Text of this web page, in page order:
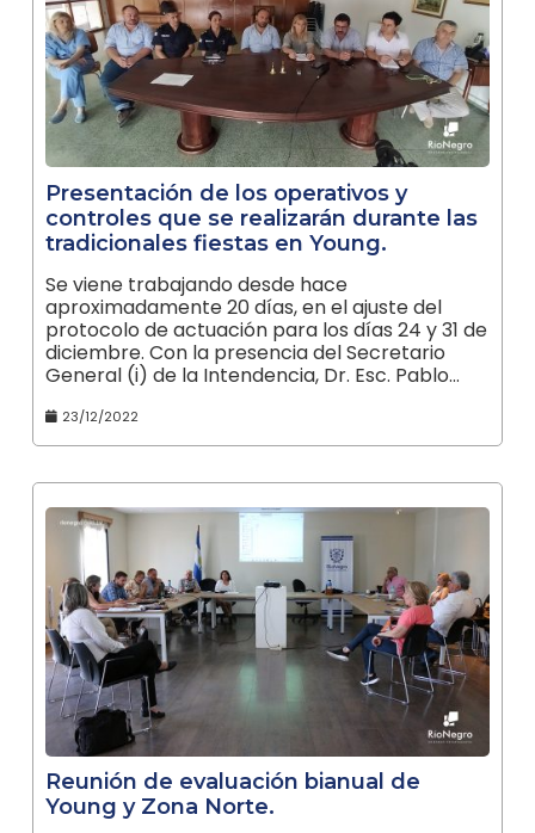
Presentación de los operativos y
controles que se realizarán durante las
tradicionales fiestas en Young.
Se viene trabajando desde hace
aproximadamente 20 días, en el ajuste del
protocolo de actuación para los días 24 y 31 de
diciembre. Con la presencia del Secretario
General (i) de la Intendencia, Dr. Esc. Pablo…
23/12/2022
Reunión de evaluación bianual de
Young y Zona Norte.